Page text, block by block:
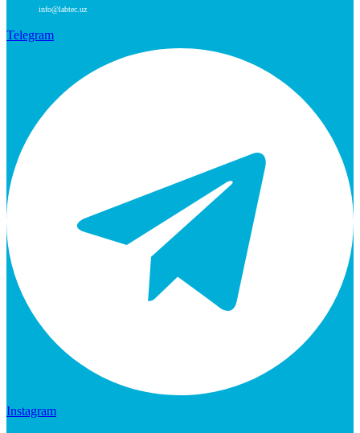
info@labtec.uz
Telegram
Instagram